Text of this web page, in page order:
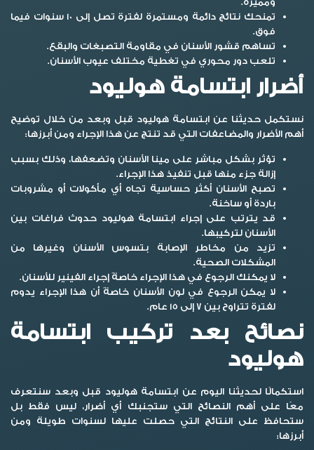
تمنحك نتائج دائمة ومستمرة لفترة تصل إلى 10 سنوات فيما
فوق.
تساهم قشور الأسنان في مقاومة التصبغات والبقع.
تلعب دور محوري في تغطية مختلف عيوب الأسنان.
أضرار ابتسامة هوليود
نستكمل حديثنا عن ابتسامة هوليود قبل وبعد من خلال توضيح
أهم الأضرار والمضاعفات التي قد تنتج عن هذا الإجراء ومن أبرزها:
تؤثر بشكل مباشر على مينا الأسنان وتضعفها، وذلك بسبب
إزالة جزء منها قبل تنفيذ هذا الإجراء.
تصبح الأسنان أكثر حساسية تجاه أي مأكولات أو مشروبات
باردة أو ساخنة.
قد يترتب على إجراء ابتسامة هوليود حدوث فراغات بين
الأسنان لتركيبها.
تزيد من مخاطر الإصابة بتسوس الأسنان وغيرها من
المشكلات الصحية.
لا يمكنك الرجوع في هذا الإجراء خاصةً إجراء الفينير للأسنان.
لا يمكن الرجوع في لون الأسنان خاصةً أن هذا الإجراء يدوم
لفترة تتراوح بين 7 إلى 15 عام.
نصائح بعد تركيب ابتسامة
هوليود
استكمالًا لحديثنا اليوم عن ابتسامة هوليود قبل وبعد سنتعرف
معًا على أهم النصائح التي ستجنبك أي أضرار، ليس فقط بل
ستحافظ على النتائج التي حصلت عليها لسنوات طويلة ومن
أبرزها: